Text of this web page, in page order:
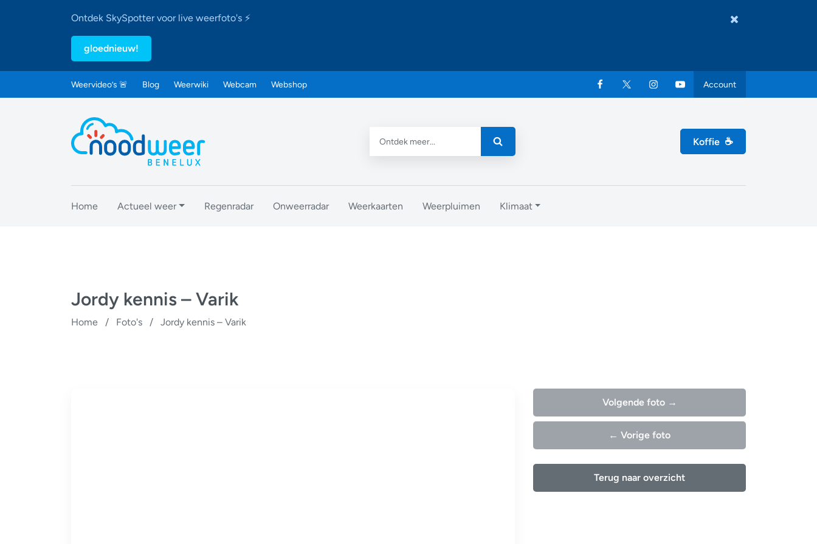
Ontdek SkySpotter voor live weerfoto's ⚡
gloednieuw!
Weervideo’s 🚨 Blog Weerwiki Webcam Webshop Account
Koffie ☕
Home Actueel weer Regenradar Onweerradar Weerkaarten Weerpluimen Klimaat
Jordy kennis – Varik
Home / Foto's / Jordy kennis – Varik
Volgende foto →
← Vorige foto
Terug naar overzicht